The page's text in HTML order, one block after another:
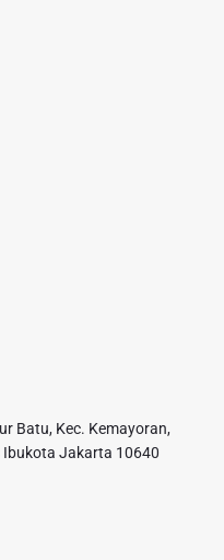
Batu, Kec. Kemayoran,
Ibukota Jakarta 10640